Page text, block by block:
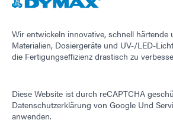
Wir entwickeln innovative, schnell härtende
Materialien, Dosiergeräte und UV-/LED-
die Fertigungseffizienz drastisch zu
Diese Website ist durch reCAPTCHA
Datenschutzerklärung von Google Und
anwenden.